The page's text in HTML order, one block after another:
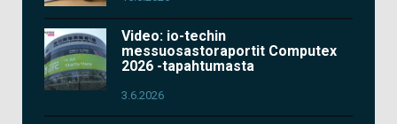
Video: io-techin
messuosastoraportit Computex
2026 -tapahtumasta
3.6.2026